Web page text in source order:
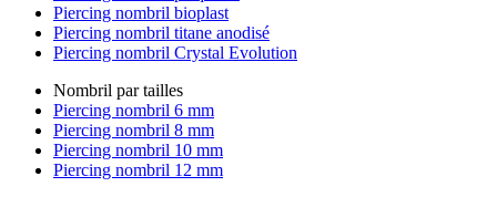
Piercing nombril bioplast
Piercing nombril titane anodisé
Piercing nombril Crystal Evolution
Nombril par tailles
Piercing nombril 6 mm
Piercing nombril 8 mm
Piercing nombril 10 mm
Piercing nombril 12 mm